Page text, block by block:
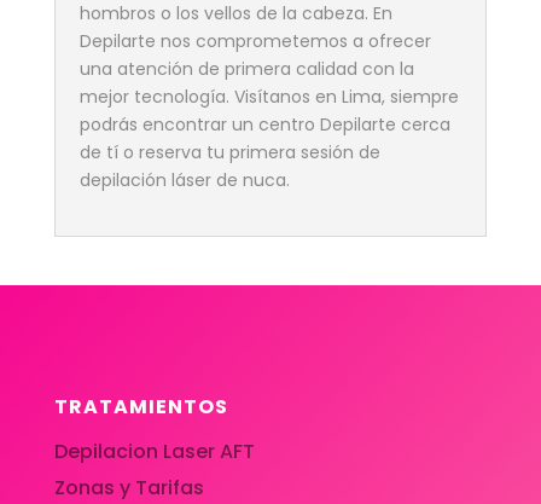
hombros o los vellos de la cabeza. En
Depilarte nos comprometemos a ofrecer
una atención de primera calidad con la
mejor tecnología. Visítanos en Lima, siempre
podrás encontrar un centro Depilarte cerca
de tí o reserva tu primera sesión de
depilación láser de nuca.
TRATAMIENTOS
Depilacion Laser AFT
Zonas y Tarifas